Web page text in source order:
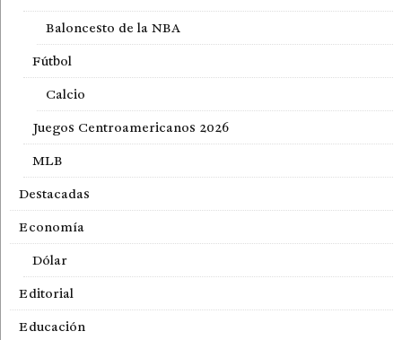
Baloncesto de la NBA
Fútbol
Calcio
Juegos Centroamericanos 2026
MLB
Destacadas
Economía
Dólar
Editorial
Educación